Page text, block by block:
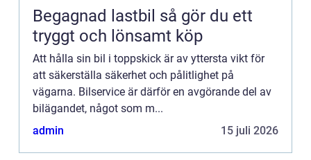
Begagnad lastbil så gör du ett
tryggt och lönsamt köp
Att hålla sin bil i toppskick är av yttersta vikt för
att säkerställa säkerhet och pålitlighet på
vägarna. Bilservice är därför en avgörande del av
bilägandet, något som m...
admin
15 juli 2026